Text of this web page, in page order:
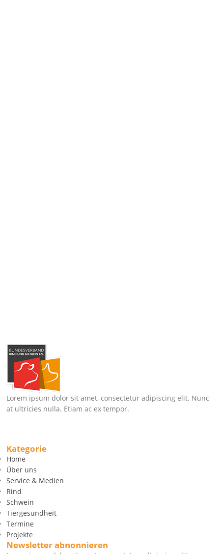
Lorem ipsum dolor sit amet, consectetur adipiscing elit. Nunc
at ultricies nulla. Etiam ac ex tempor.
Kategorie
Home
Über uns
Service & Medien
Rind
Schwein
Tiergesundheit
Termine
Projekte
Newsletter abnonnieren